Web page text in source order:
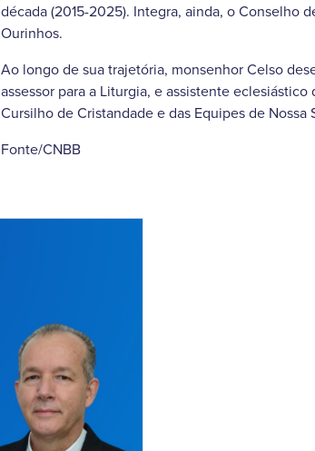
década (2015-2025). Integra, ainda, o Conselho
Ourinhos.
Ao longo de sua trajetória, monsenhor Celso
assessor para a Liturgia, e assistente
Cursilho de Cristandade e das Equipes de Nossa
Fonte/CNBB